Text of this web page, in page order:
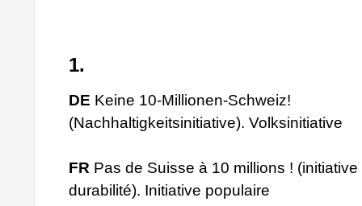
1.
DE Keine 10-Millionen-Schweiz!
(Nachhaltigkeitsinitiative). Volksinitiative
FR Pas de Suisse à 10 millions ! (initiative
durabilité). Initiative populaire